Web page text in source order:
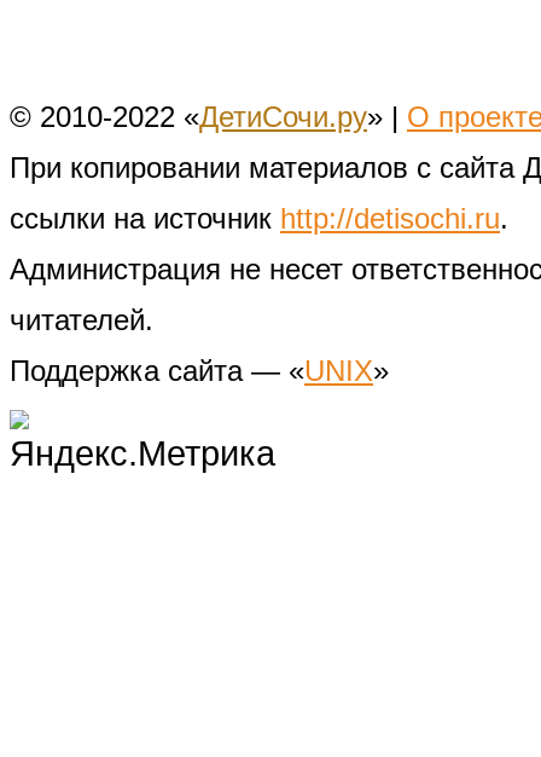
© 2010-2022 «ДетиСочи.ру» | О
При копировании материалов с сайта
ссылки на источник http://detisochi.ru.
Администрация не несет
читателей.
Поддержка сайта — «UNIX»